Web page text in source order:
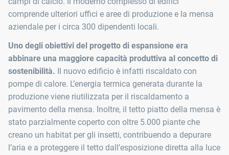
comprende ulteriori uffici e aree di produzione e la mensa
aziendale per i circa 300 dipendenti locali.
Uno degli obiettivi del progetto di espansione era
abbinare una maggiore capacità produttiva al concetto di
sostenibilità. Il nuovo edificio è infatti riscaldato con
pompe di calore. L’energia termica generata durante la
produzione viene riutilizzata per il riscaldamento a
pavimento della mensa. Inoltre, il tetto piatto della mensa è
stato parzialmente coperto con oltre 5.000 piante che
creano un habitat per gli insetti, contribuendo a depurare
l’aria e a proteggere il tetto dall’esposizione diretta alla luce